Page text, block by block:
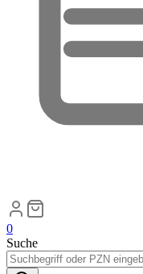
0
Suche